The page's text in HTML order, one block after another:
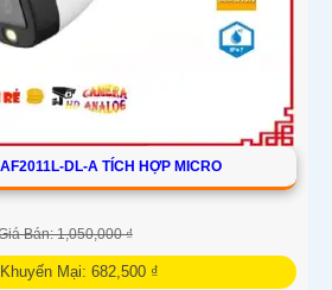
DL-A TÍCH HỢP MICRO
Bán: 1,050,000 ₫
Mại: 682,500 ₫